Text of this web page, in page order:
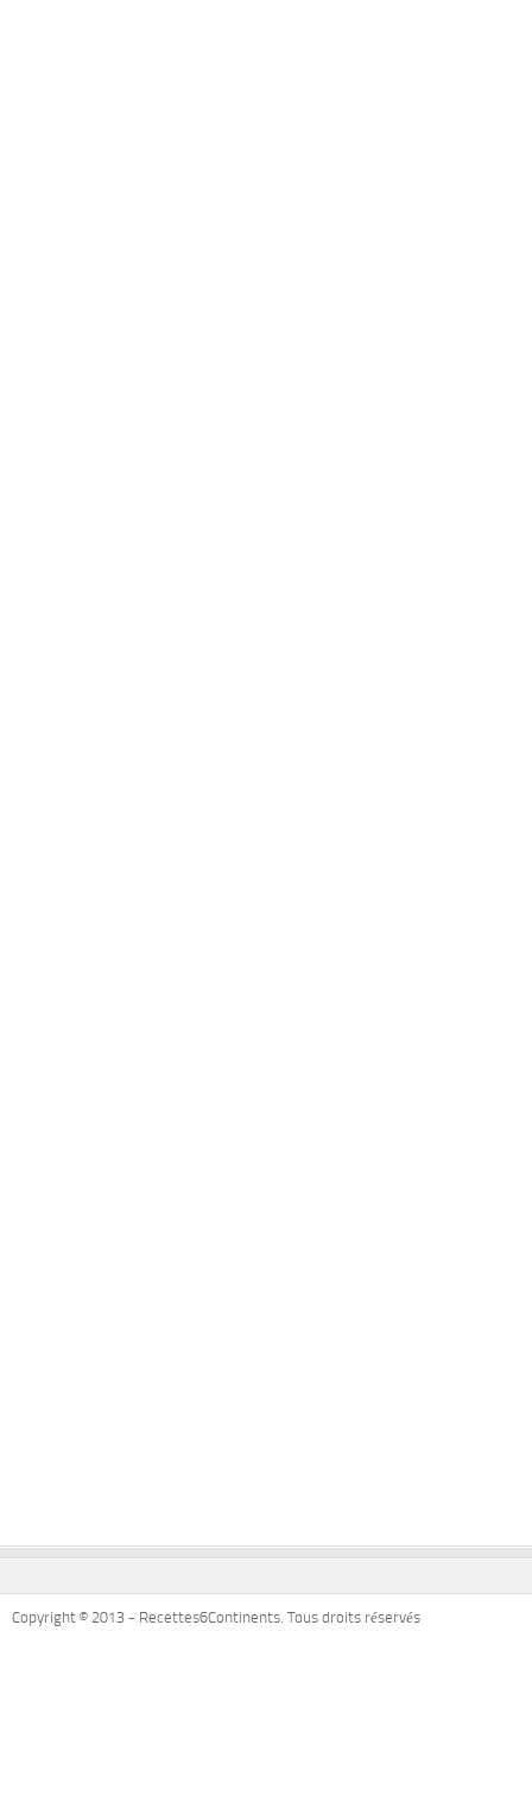
Copyright © 2013 - Recettes6Continents. Tous droits réservés